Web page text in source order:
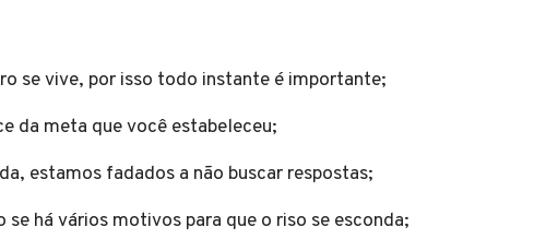
se vive, por isso todo instante é importante;
da meta que você estabeleceu;
estamos fadados a não buscar respostas;
há vários motivos para que o riso se esconda;